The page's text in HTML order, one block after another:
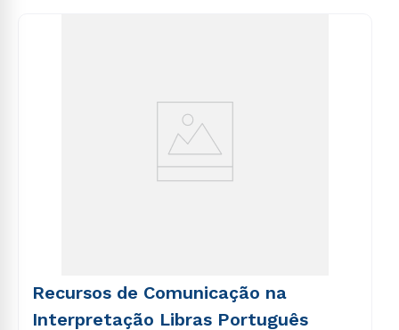
Recursos de Comunicação na
Interpretação Libras Português